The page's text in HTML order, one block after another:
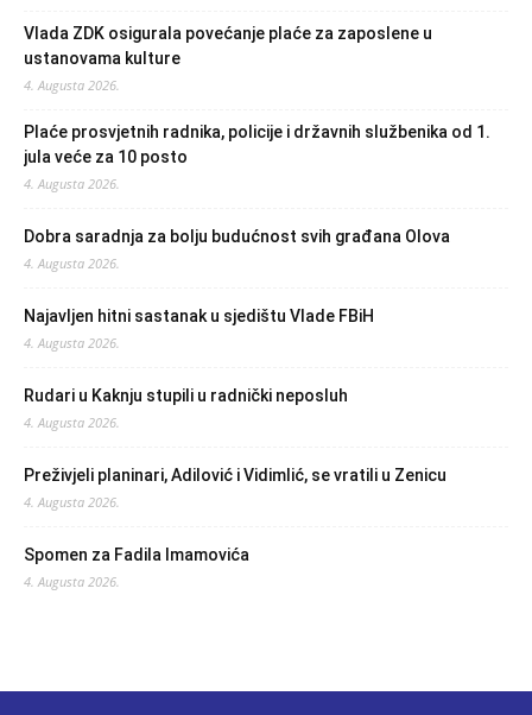
Vlada ZDK osigurala povećanje plaće za zaposlene u
ustanovama kulture
4. Augusta 2026.
Plaće prosvjetnih radnika, policije i državnih službenika od 1.
jula veće za 10 posto
4. Augusta 2026.
Dobra saradnja za bolju budućnost svih građana Olova
4. Augusta 2026.
Najavljen hitni sastanak u sjedištu Vlade FBiH
4. Augusta 2026.
Rudari u Kaknju stupili u radnički neposluh
4. Augusta 2026.
Preživjeli planinari, Adilović i Vidimlić, se vratili u Zenicu
4. Augusta 2026.
Spomen za Fadila Imamovića
4. Augusta 2026.